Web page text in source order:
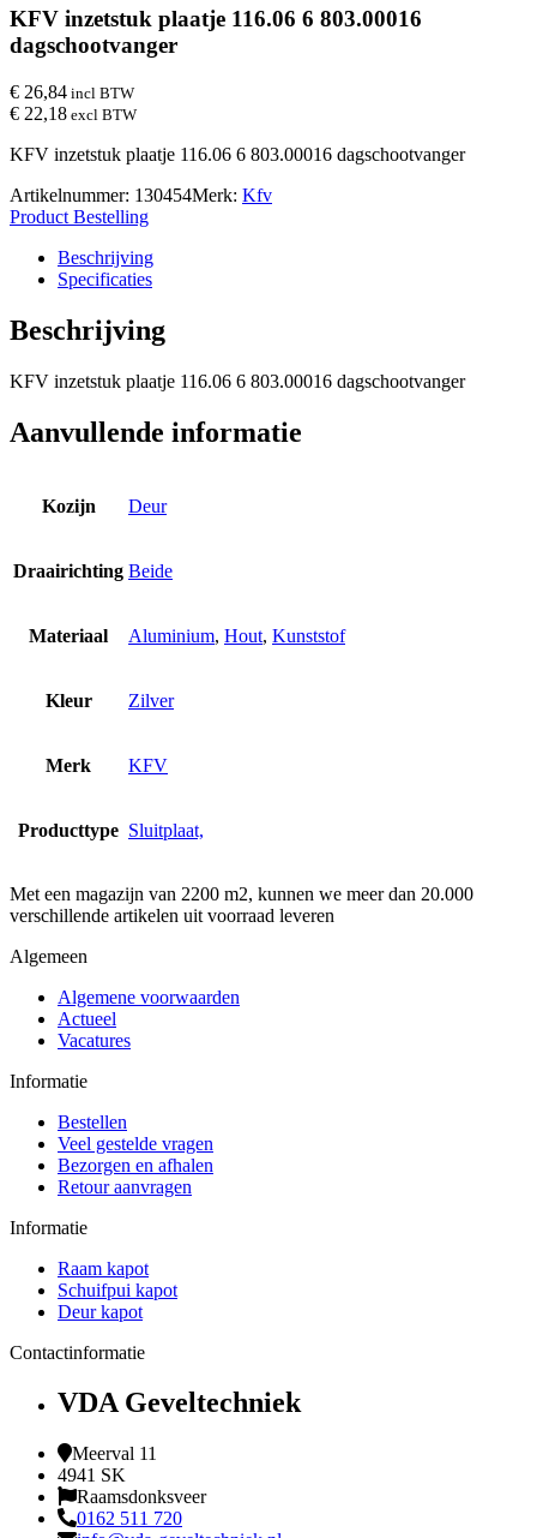
KFV inzetstuk plaatje 116.06 6 803.00016
dagschootvanger
€ 26,84 incl BTW
€ 22,18 excl BTW
KFV inzetstuk plaatje 116.06 6 803.00016 dagschootvanger
Artikelnummer: 130454Merk: Kfv
Product Bestelling
Beschrijving
Specificaties
Beschrijving
KFV inzetstuk plaatje 116.06 6 803.00016 dagschootvanger
Aanvullende informatie
Kozijn Deur
Draairichting Beide
Materiaal Aluminium, Hout, Kunststof
Kleur Zilver
Merk KFV
Producttype Sluitplaat,
Met een magazijn van 2200 m2, kunnen we meer dan 20.000
verschillende artikelen uit voorraad leveren
Algemeen
Algemene voorwaarden
Actueel
Vacatures
Informatie
Bestellen
Veel gestelde vragen
Bezorgen en afhalen
Retour aanvragen
Informatie
Raam kapot
Schuifpui kapot
Deur kapot
Contactinformatie
VDA Geveltechniek
Meerval 11
4941 SK
Raamsdonksveer
0162 511 720